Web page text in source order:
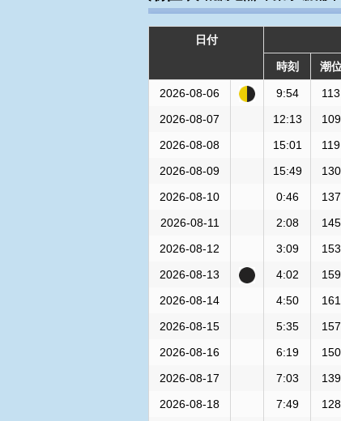
日付
時刻 潮
2026-08-06 9:54 113
2026-08-07
12:13 109
2026-08-08
15:01 119
2026-08-09
15:49 130
2026-08-10
0:46 137
2026-08-11
2:08 145
2026-08-12
3:09 153
2026-08-13
4:02 159
2026-08-14
4:50 161
2026-08-15
5:35 157
2026-08-16
6:19 150
2026-08-17
7:03 139
2026-08-18
7:49 128